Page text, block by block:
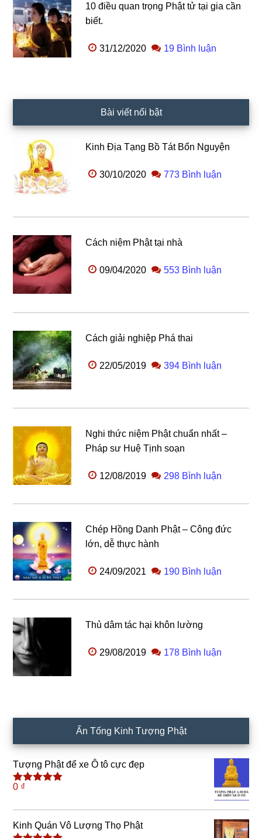
10 điều quan trọng Phật tử tại gia cần
biết.
31/12/2020 19 Bình luận
Bài viết nổi bật
Kinh Địa Tạng Bồ Tát Bổn Nguyện
30/10/2020 773 Bình luận
Cách niệm Phật tại nhà
09/04/2020 553 Bình luận
Cách giải nghiệp Phá thai
22/05/2019 394 Bình luận
Nghi thức niệm Phật chuẩn nhất –
Pháp sư Huệ Tịnh soạn
12/08/2019 298 Bình luận
Chép Hồng Danh Phật – Công đức
lớn, dễ thực hành
24/09/2021 190 Bình luận
Thủ dâm tác hại khôn lường
29/08/2019 178 Bình luận
Ấn Tống Kinh Tượng Phật
Tượng Phật để xe Ô tô cực đẹp
Được xếp
sao
0 ₫
Kinh Quán Vô Lượng Thọ Phật